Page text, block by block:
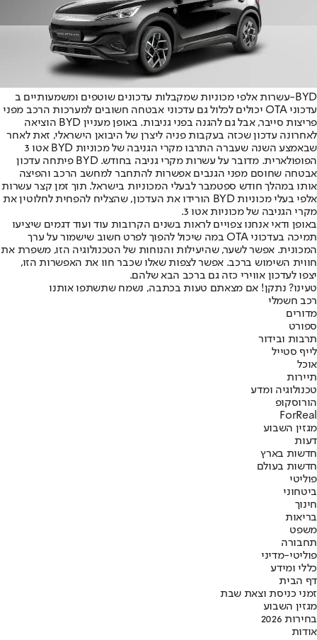
BYD-עשרות אלפי מכוניות שמקבלות עדכונים שוטפים ומשמעותיים ב
עדכוני OTA יכולים לכלול גם עדכוני אבטחה חשובים למערכות הרכב מפני
פריצות סייבר, אבל גם להגנה בפני גניבות. באופן מעניין BYD הוציאה
לאחרונה עדכון שכזה בעקבות פניה ליצרן של היבואן הישראלי, זאת לאחר
שבאמצע השנה שעברה התרבו מקרי הגניבה של מכוניות BYD אטו 3
הפופולארית. מדובר על עשרות מקרי גניבה בחודש. BYD פיתחה עדכון
אבטחה שחוסם מפני הגנבים אפשרות להתחבר למחשב הרכב והפיצה
אותו במהלך חודש ספטמבר לבעלי המכוניות בישראל. תוך זמן קצר עשרות
אלפי בעלי מכוניות BYD הורידו את העדכון, שהצליח להפחית לחלוטין את
מקרי הגניבה של מכוניות אטו 3.
באופן ודאי אנחנו צפויים לראות בשנים הקרובות עוד ועוד דגמים שיציעו
תמיכה בעדכוני OTA במה שיכול להפוך לפרט חשוב שישמור על ערך
המכונית. אפשר לשער, שהיעילות והנוחות של הטכנולוגיה הזו, משפרת את
חווית השימוש ברכב. אפשר לצפות שאלו שכבר חוו את האפשרות הזו,
יצפו לעדכון אווירי כזה גם ברכב הבא שלהם.
טעינו? נתקן! אם מצאתם טעות בכתבה, נשמח שתשתפו אותנו
רכב חשמלי
מדורים
ספורט
תרבות ובידור
לייף סטייל
אוכל
תיירות
טכנולוגיה ומדע
הורוסקופ
ForReal
מגזין השבוע
דעות
חדשות בארץ
חדשות בעולם
פוליטי
ביטחוני
חינוך
בריאות
משפט
תחבורה
פוליטי-מדיני
כללי ומידע
דף הבית
זמני כניסת וצאת שבת
מגזין השבוע
בחירות 2026
אודות